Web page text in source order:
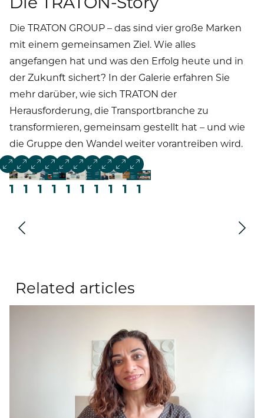
Die TRATON GROUP – das sind vier große Marken
mit einem gemeinsamen Ziel. Wie alles
angefangen hat und was den Erfolg heute und in
der Zukunft sichert? In der Galerie erfahren Sie
mehr darüber, wie sich TRATON der
Herausforderung, die Transportbranche zu
transformieren, gemeinsam gestellt hat – und wie
die Gruppe den Wandel weiter vorantreiben wird.
1 1 1 1 1 1 1 1 1 1
Vor
Related articles